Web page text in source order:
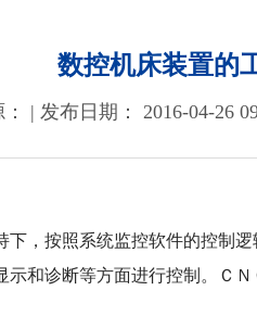
数控机床装置的
| 发布日期： 2016-04-26
按照系统监控软件的控制逻
和诊断等方面进行控制。ＣＮ